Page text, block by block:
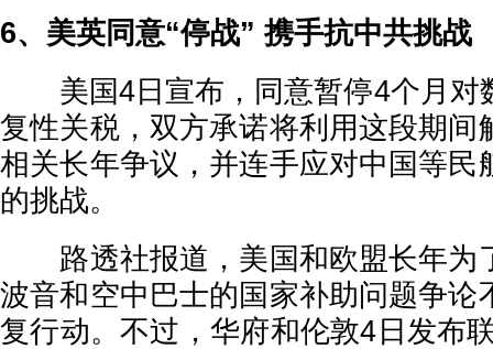
6、美英同意“停战” 携手抗中共挑战
美国4日宣布，同意暂停4个月对
复性关税，双方承诺将利用这段期间
相关长年争议，并连手应对中国等民
的挑战。
路透社报道，美国和欧盟长年为
波音和空中巴士的国家补助问题争论
复行动。不过，华府和伦敦4日发布